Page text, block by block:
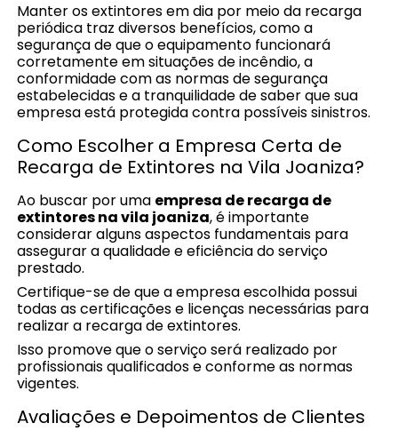
Manter os extintores em dia por meio da recarga
periódica traz diversos benefícios, como a
segurança de que o equipamento funcionará
corretamente em situações de incêndio, a
conformidade com as normas de segurança
estabelecidas e a tranquilidade de saber que sua
empresa está protegida contra possíveis sinistros.
Como Escolher a Empresa Certa de
Recarga de Extintores na Vila Joaniza?
Ao buscar por uma empresa de recarga de
extintores na vila joaniza, é importante
considerar alguns aspectos fundamentais para
assegurar a qualidade e eficiência do serviço
prestado.
Certifique-se de que a empresa escolhida possui
todas as certificações e licenças necessárias para
realizar a recarga de extintores.
Isso promove que o serviço será realizado por
profissionais qualificados e conforme as normas
vigentes.
Avaliações e Depoimentos de Clientes